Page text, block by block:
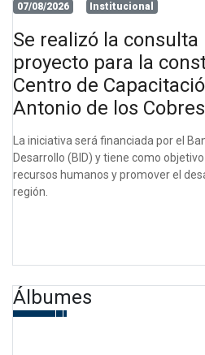
07/08/2026 Institucional
Se realizó la consulta
proyecto para la
Centro de
Antonio de los Cobres
La iniciativa será financiada por el
Desarrollo (BID) y tiene como
recursos humanos y promover el
región.
Álbumes